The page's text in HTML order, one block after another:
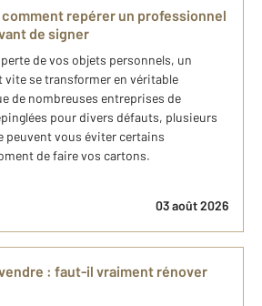
repérer un professionnel
de signer
de vos objets personnels, un
vite se transformer en véritable
de nombreuses entreprises de
pour divers défauts, plusieurs
peuvent vous éviter certains
de faire vos cartons.
03 août 2026
: faut-il vraiment rénover